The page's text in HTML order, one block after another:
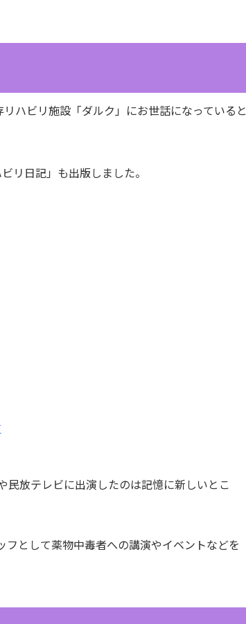
ハビリ施設「ダルク」にお世話になっていると
リ日記」も出版しました。
民放テレビに出演したのは記憶に新しいとこ
として薬物中毒者への講演やイベントなどを